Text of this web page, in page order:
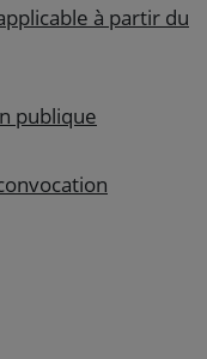
à partir du
publique